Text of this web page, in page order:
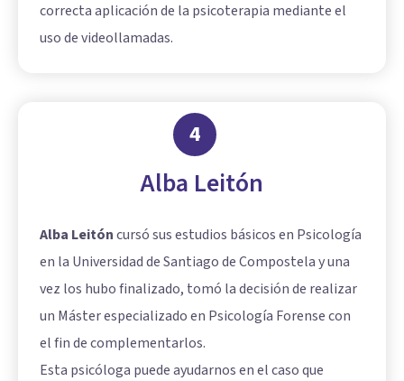
correcta aplicación de la psicoterapia mediante el
uso de videollamadas.
4
Alba Leitón
Alba Leitóncursó sus estudios básicos en Psicología
en la Universidad de Santiago de Compostela y una
vez los hubo finalizado, tomó la decisión de realizar
un Máster especializado en Psicología Forense con
el fin de complementarlos.
Esta psicóloga puede ayudarnos en el caso que